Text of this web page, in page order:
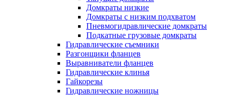
Домкраты низкие
Домкраты с низким подхватом
Пневмогидравлические домкраты
Подкатные грузовые домкраты
Гидравлические съемники
Разгонщики фланцев
Выравниватели фланцев
Гидравлические клинья
Гайкорезы
Гидравлические ножницы